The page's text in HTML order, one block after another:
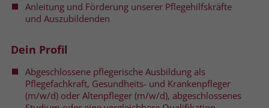
Anleitung und Förderung unserer Pflegehilfskräfte
und Auszubildenden
Dein Profil
Abgeschlossene pflegerische Ausbildung als
Pflegefachkraft, Gesundheits- und Krankenpfleger
(m/w/d) oder Altenpfleger (m/w/d), abgeschlossenes
Bestellungen oder Kontaktanfragen der
Anzeige zugewiesen werden können.
Anbieter Google Ads